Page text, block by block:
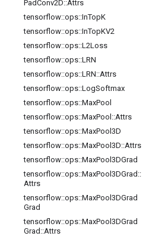
PadConv2D::Attrs
tensorflow::ops::InTopK
tensorflow::ops::InTopKV2
tensorflow::ops::L2Loss
tensorflow::ops::LRN
tensorflow::ops::LRN::Attrs
tensorflow::ops::LogSoftmax
tensorflow::ops::MaxPool
tensorflow::ops::MaxPool ::Attrs
tensorflow::ops::MaxPool3D
tensorflow::ops::MaxPool3D::Attrs
tensorflow::ops::MaxPool3DGrad
tensorflow::ops::MaxPool3DGrad ::
Attrs
tensorflow::ops::MaxPool3DGrad
Grad
tensorflow::ops::MaxPool3DGrad
Grad ::Attrs